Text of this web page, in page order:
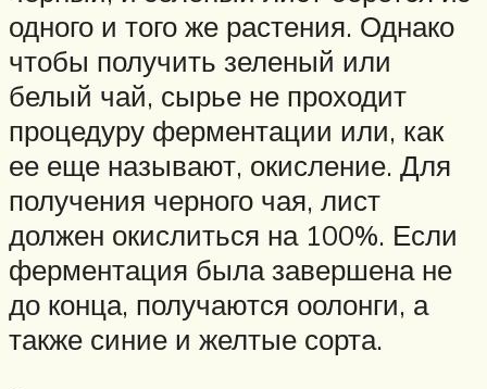
одного и того же растения. Однако
чтобы получить зеленый или
белый чай, сырье не проходит
процедуру ферментации или, как
ее еще называют, окисление. Для
получения черного чая, лист
должен окислиться на 100%. Если
ферментация была завершена не
до конца, получаются оолонги, а
также синие и желтые сорта.